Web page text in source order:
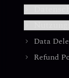
Data
Refund